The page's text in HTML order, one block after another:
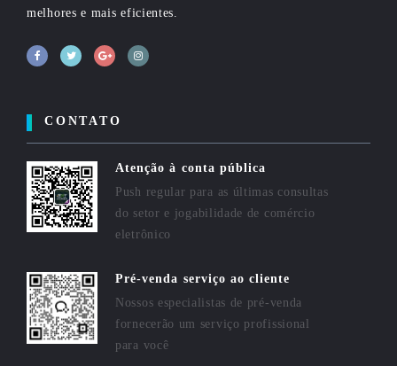
melhores e mais eficientes.
CONTATO
Atenção à conta pública
Push regular para as últimas consultas
do setor e jogabilidade de comércio
eletrônico
Pré-venda serviço ao cliente
Nossos especialistas de pré-venda
fornecerão um serviço profissional
para você